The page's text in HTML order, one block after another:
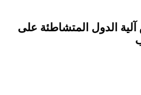
آلية الدول المتشاطئة على